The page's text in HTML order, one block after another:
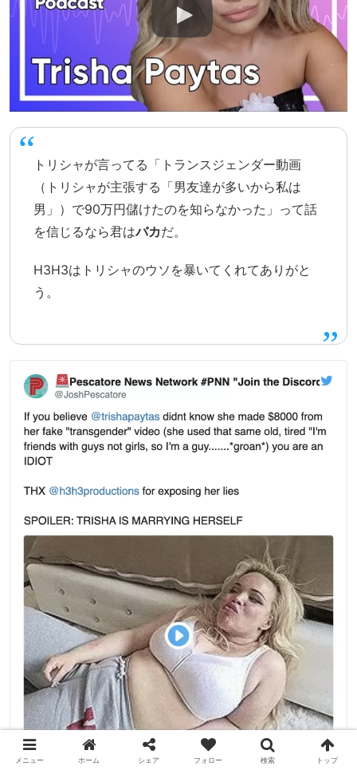
トリシャが言ってる「トランスジェンダー動画
（トリシャが主張する「男友達が多いから私は
男」）で90万円儲けたのを知らなかった」って話
を信じるなら君はバカだ。
H3H3はトリシャのウソを暴いてくれてありがと
う。
メニュー ホーム シェア フォロー 検索 トップ